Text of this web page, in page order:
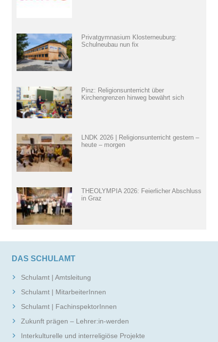
Privatgymnasium Klosterneuburg:
Schulneubau nun fix
Pinz: Religionsunterricht über
Kirchengrenzen hinweg bewährt sich
LNDK 2026 | Religionsunterricht gestern –
heute – morgen
THEOLYMPIA 2026: Feierlicher Abschluss
in Graz
DAS SCHULAMT
Schulamt | Amtsleitung
Schulamt | MitarbeiterInnen
Schulamt | FachinspektorInnen
Zukunft prägen – Lehrer:in-werden
Interkulturelle und interreligiöse Projekte